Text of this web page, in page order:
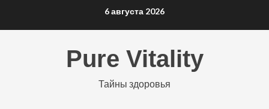
6 августа 2026
Pure Vitality
Тайны здоровья